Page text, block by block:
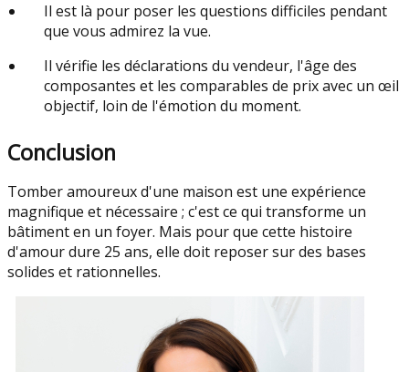
Il est là pour poser les questions difficiles pendant
que vous admirez la vue.
Il vérifie les déclarations du vendeur, l'âge des
composantes et les comparables de prix avec un œil
objectif, loin de l'émotion du moment.
Conclusion
Tomber amoureux d'une maison est une expérience
magnifique et nécessaire ; c'est ce qui transforme un
bâtiment en un foyer. Mais pour que cette histoire
d'amour dure 25 ans, elle doit reposer sur des bases
solides et rationnelles.